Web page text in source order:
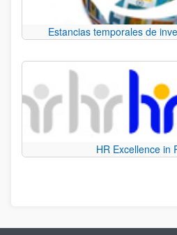
Estancias temporales de
HR Excellence in